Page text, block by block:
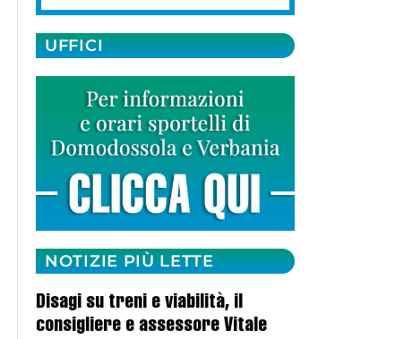
UFFICI
NOTIZIE PIÙ LETTE
Disagi su treni e viabilità, il
consigliere e assessore Vitale